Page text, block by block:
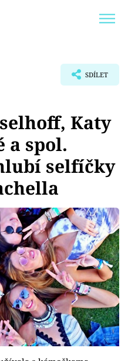
SDÍLET
Katy
a spol.
selfíčky